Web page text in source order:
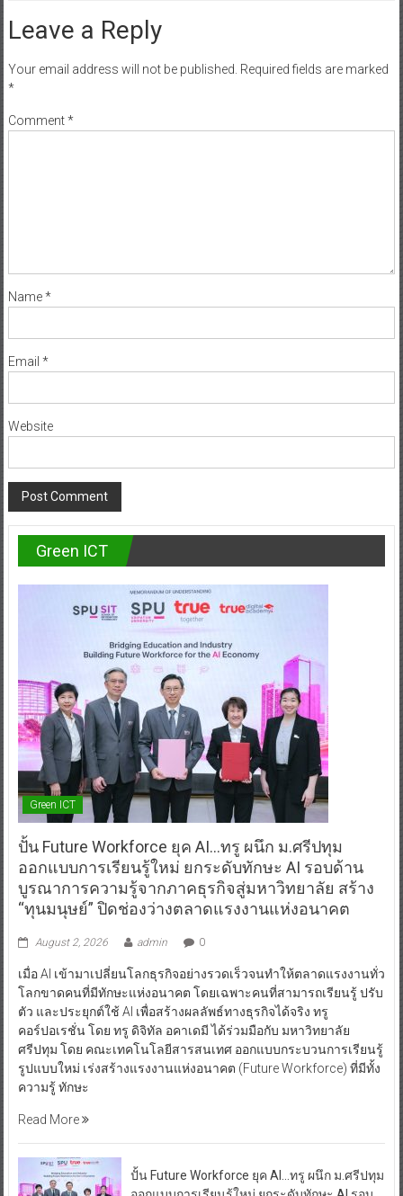
Leave a Reply
Your email address will not be published. Required fields are marked
*
Comment*
Name*
Email *
Website
Green ICT
Green ICT
ปั้น Future Workforce ยุค AI…ทรู ผนึก ม.ศรีปทุม
ออกแบบการเรียนรู้ใหม่ ยกระดับทักษะ AI รอบด้าน
บูรณาการความรู้จากภาคธุรกิจสู่มหาวิทยาลัย สร้าง
“ทุนมนุษย์” ปิดช่องว่างตลาดแรงงานแห่งอนาคต
August 2, 2026 admin 0
เมื่อ AI เข้ามาเปลี่ยนโลกธุรกิจอย่างรวดเร็วจนทำให้ตลาดแรงงานทั่ว
โลกขาดคนที่มีทักษะแห่งอนาคต โดยเฉพาะคนที่สามารถเรียนรู้ ปรับ
ตัว และประยุกต์ใช้ AI เพื่อสร้างผลลัพธ์ทางธุรกิจได้จริง ทรู
คอร์ปอเรชั่น โดย ทรู ดิจิทัล อคาเดมี ได้ร่วมมือกับ มหาวิทยาลัย
ศรีปทุม โดย คณะเทคโนโลยีสารสนเทศ ออกแบบกระบวนการเรียนรู้
รูปแบบใหม่ เร่งสร้างแรงงานแห่งอนาคต (Future Workforce) ที่มีทั้ง
ความรู้ ทักษะ
Read More
ปั้น Future Workforce ยุค AI…ทรู ผนึก ม.ศรีปทุม